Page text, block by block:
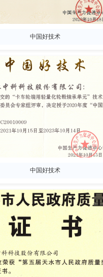
中国好技术
中国好技术